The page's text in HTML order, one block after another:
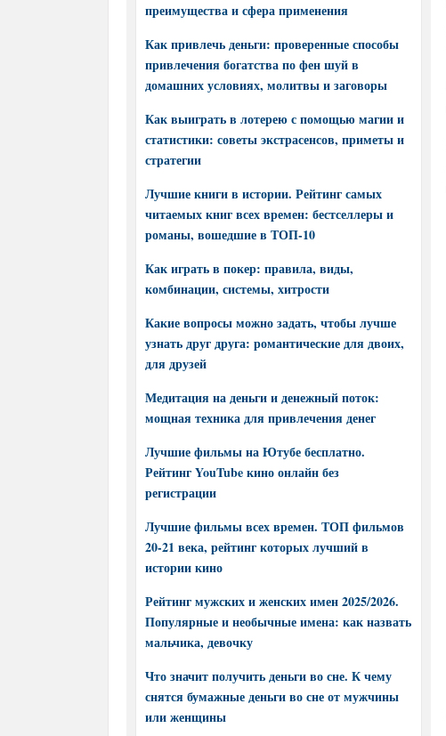
преимущества и сфера применения
Как привлечь деньги: проверенные способы
привлечения богатства по фен шуй в
домашних условиях, молитвы и заговоры
Как выиграть в лотерею с помощью магии и
статистики: советы экстрасенсов, приметы и
стратегии
Лучшие книги в истории. Рейтинг самых
читаемых книг всех времен: бестселлеры и
романы, вошедшие в ТОП-10
Как играть в покер: правила, виды,
комбинации, системы, хитрости
Какие вопросы можно задать, чтобы лучше
узнать друг друга: романтические для двоих,
для друзей
Медитация на деньги и денежный поток:
мощная техника для привлечения денег
Лучшие фильмы на Ютубе бесплатно.
Рейтинг YouTube кино онлайн без
регистрации
Лучшие фильмы всех времен. ТОП фильмов
20-21 века, рейтинг которых лучший в
истории кино
Рейтинг мужских и женских имен 2025/2026.
Популярные и необычные имена: как назвать
мальчика, девочку
Что значит получить деньги во сне. К чему
снятся бумажные деньги во сне от мужчины
или женщины